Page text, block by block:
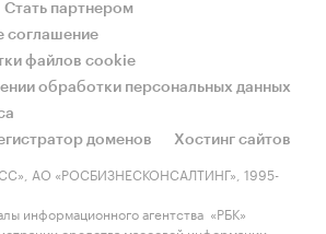
Стать партнером
соглашение
файлов cookie
обработки персональных данных
доменов
Хостинг сайтов
АО «РОСБИЗНЕСКОНСАЛТИНГ», 1995-
информационного агентства «РБК»